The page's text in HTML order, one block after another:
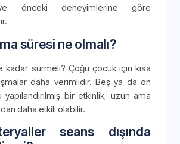
önceki deneyimlerine göre
süresi ne olmalı?
kadar sürmeli? Çoğu çocuk için kısa
daha verimlidir. Beş ya da on
yapılandırılmış bir etkinlik, uzun ama
daha etkili olabilir.
seans dışında